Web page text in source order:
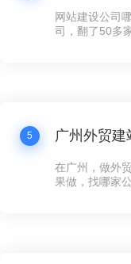
网站建设公司
司，翻了50多
5
在广州，做外
果做，找哪家